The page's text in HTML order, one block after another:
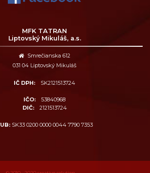
MFK TATRAN
Liptovský Mikuláš, a.s.
Smrečianska 612
031 04 Liptovský Mikuláš
IČ DPH: SK2121513724
IČO:
53840968
DIČ:
2121513724
SK33 0200 0000 0044 7790 7353